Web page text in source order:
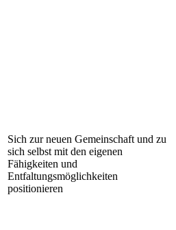
Sich zur neuen Gemeinschaft und zu
sich selbst mit den eigenen
Fähigkeiten und
Entfaltungsmöglichkeiten
positionieren